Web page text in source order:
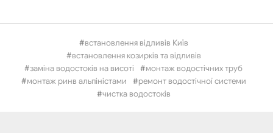
встановлення відливів Київ
встановлення козирків та відливів
заміна водостоків на висоті
монтаж водостічних труб
монтаж ринв альпіністами
ремонт водостічної системи
чистка водостоків